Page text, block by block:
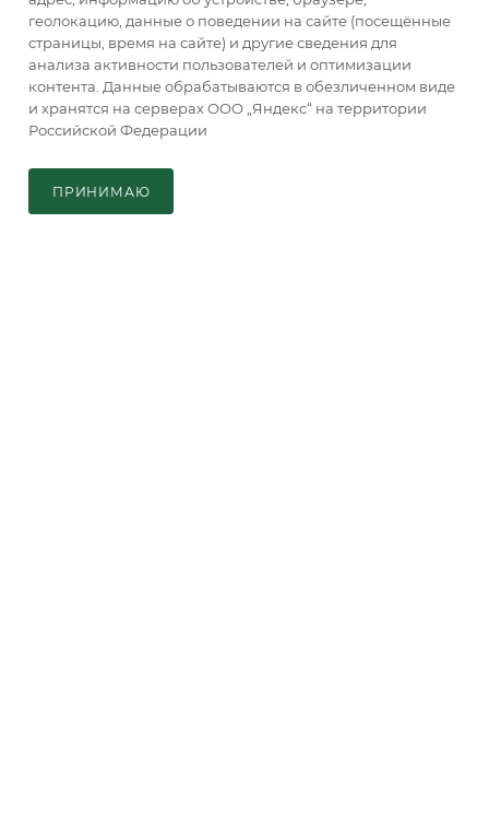
О КОМПАНИИ
ИНФОРМАЦИЯ
ТЕХПОДДЕРЖКА
геолокацию, данные о поведении на сайте (посещённые
страницы, время на сайте) и другие сведения для
анализа активности пользователей и оптимизации
контента. Данные обрабатываются в обезличенном виде
и хранятся на серверах ООО „Яндекс“ на территории
Российской Федерации
ПРИНИМАЮ
Главная
Кабинет